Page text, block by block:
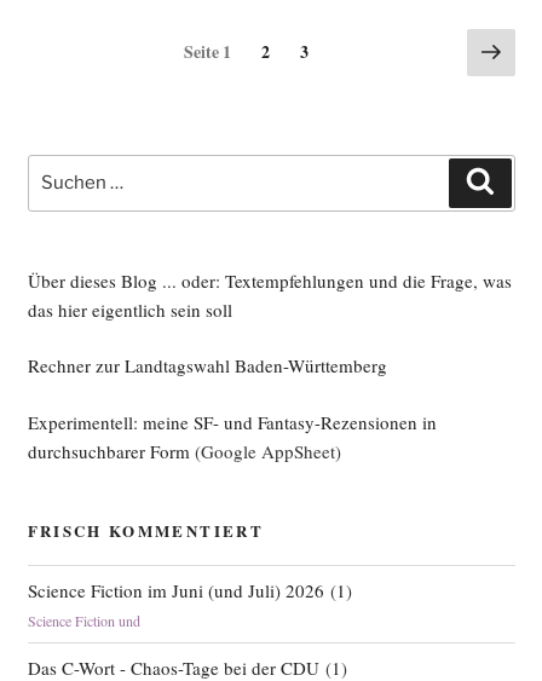
Seitennummerierung
Seite1 Seite
2 Seite
3
Seite
Suche
nach:
Über dieses Blog ... oder: Textempfehlungen und die Frage, was
das hier eigentlich sein soll
Rechner zur Landtagswahl Baden-Württemberg
Experimentell: meine SF- und Fantasy-Rezensionen in
durchsuchbarer Form (Google AppSheet)
FRISCH KOMMENTIERT
Science Fiction im Juni (und Juli) 2026 (1)
Science Fiction und
Das C-Wort - Chaos-Tage bei der CDU(1)